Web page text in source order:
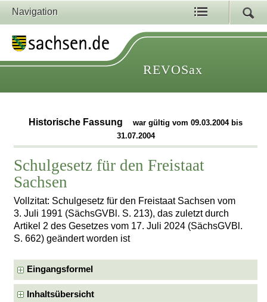
Navigation
REVOSax
Historische Fassung
war gültig vom 09.03.2004 bis
31.07.2004
Schulgesetz für den Freistaat
Sachsen
Vollzitat: Schulgesetz für den Freistaat Sachsen vom
3. Juli 1991 (SächsGVBl. S. 213), das zuletzt durch
Artikel 2 des Gesetzes vom 17. Juli 2024 (SächsGVBl.
S. 662) geändert worden ist
Eingangsformel
Inhaltsübersicht